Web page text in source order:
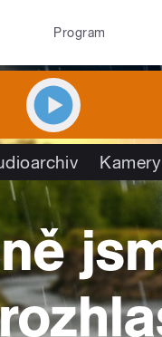
Program
Kamery